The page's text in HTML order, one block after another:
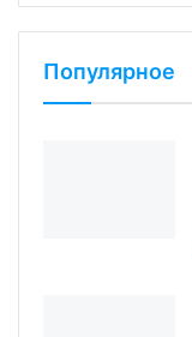
Популярное